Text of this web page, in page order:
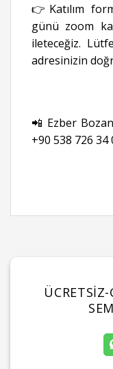
👉Katılım
günü zoom
ileteceğiz.
adresinizin
📲 Ezber
+90 538 726 34